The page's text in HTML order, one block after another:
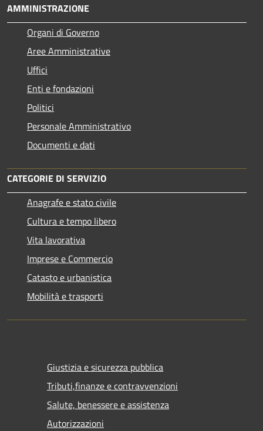
AMMINISTRAZIONE
Organi di Governo
Aree Amministrative
Uffici
Enti e fondazioni
Politici
Personale Amministrativo
Documenti e dati
CATEGORIE DI SERVIZIO
Anagrafe e stato civile
Cultura e tempo libero
Vita lavorativa
Imprese e Commercio
Catasto e urbanistica
Mobilità e trasporti
Giustizia e sicurezza pubblica
Tributi,finanze e contravvenzioni
Salute, benessere e assistenza
Autorizzazioni